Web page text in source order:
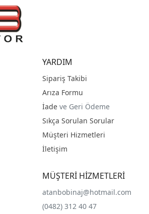
YARDIM
Sipariş Takibi
Arıza Formu
İade ve Geri Ödeme
Sıkça Sorulan Sorular
Müşteri Hizmetleri
İletişim
MÜŞTERİ HİZMETLERİ
atanbobinaj@hotmail.com
(0482) 312 40 47